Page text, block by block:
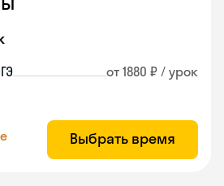
от 1880 ₽ / урок
Выбрать время